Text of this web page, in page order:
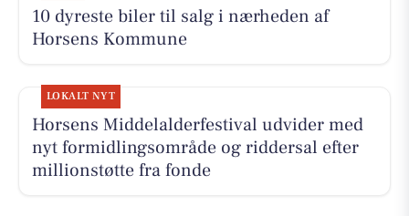
10 dyreste biler til salg i nærheden af
Horsens Kommune
LOKALT NYT
Horsens Middelalderfestival udvider med
nyt formidlingsområde og riddersal efter
millionstøtte fra fonde